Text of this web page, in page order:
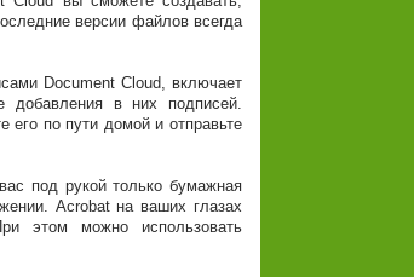
версии файлов всегда
Document Cloud, включает
добавления в них подписей.
его по пути домой и отправьте
под рукой только бумажная
Acrobat на ваших глазах
этом можно использовать